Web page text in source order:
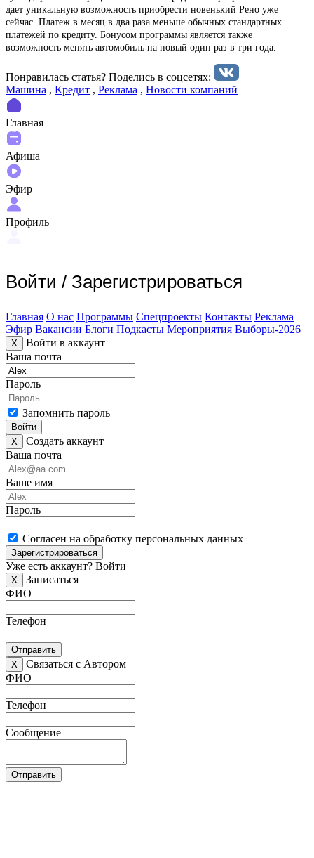
дает уникальную возможность приобрести новенький Рено уже
сейчас. Платеж в месяц в два раза меньше обычных стандартных
платежей по кредиту. Бонусом программы является также
возможность менять автомобиль на новый один раз в три года.
Понравилась статья? Поделиcь в соцсетях:
Машина , Кредит , Реклама , Новости компаний
Главная
Афиша
Эфир
Профиль
Войти / Зарегистрироваться
Главная О нас Программы Спецпроекты Контакты Реклама
Эфир Вакансии Блоги Подкасты Мероприятия Выборы-2026
X
Войти в аккаунт
Ваша почта
Пароль
Запомнить пароль
Войти
X
Создать аккаунт
Ваша почта
Ваше имя
Пароль
Согласен на обработку персональных данных
Зарегистрироваться
Уже есть аккаунт? Войти
X
Записаться
ФИО
Телефон
Отправить
X
Связаться с Автором
ФИО
Телефон
Сообщение
Отправить